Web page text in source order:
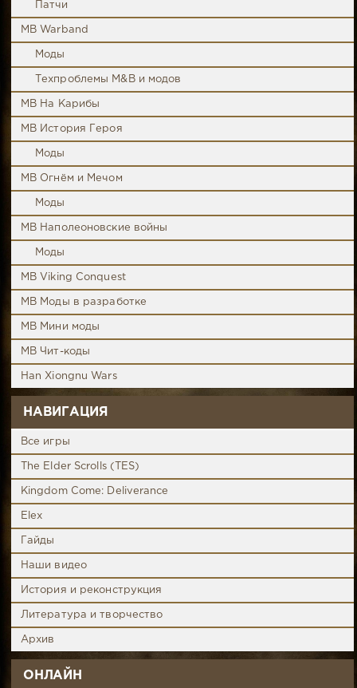
Патчи
MB Warband
Моды
Техпроблемы M&B и модов
MB На Карибы
MB История Героя
Моды
MB Огнём и Мечом
Моды
MB Наполеоновские войны
Моды
MB Viking Conquest
MB Моды в разработке
MB Мини моды
MB Чит-коды
Han Xiongnu Wars
НАВИГАЦИЯ
Все игры
The Elder Scrolls (TES)
Kingdom Come: Deliverance
Elex
Гайды
Наши видео
История и реконструкция
Литература и творчество
Архив
ОНЛАЙН